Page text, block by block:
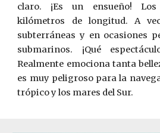
claro. ¡Es un ensueño!
kilómetros de longitud. A
subterráneas y en ocasiones
submarinos. ¡Qué
Realmente emociona tanta
es muy peligroso para la
trópico y los mares del Sur.